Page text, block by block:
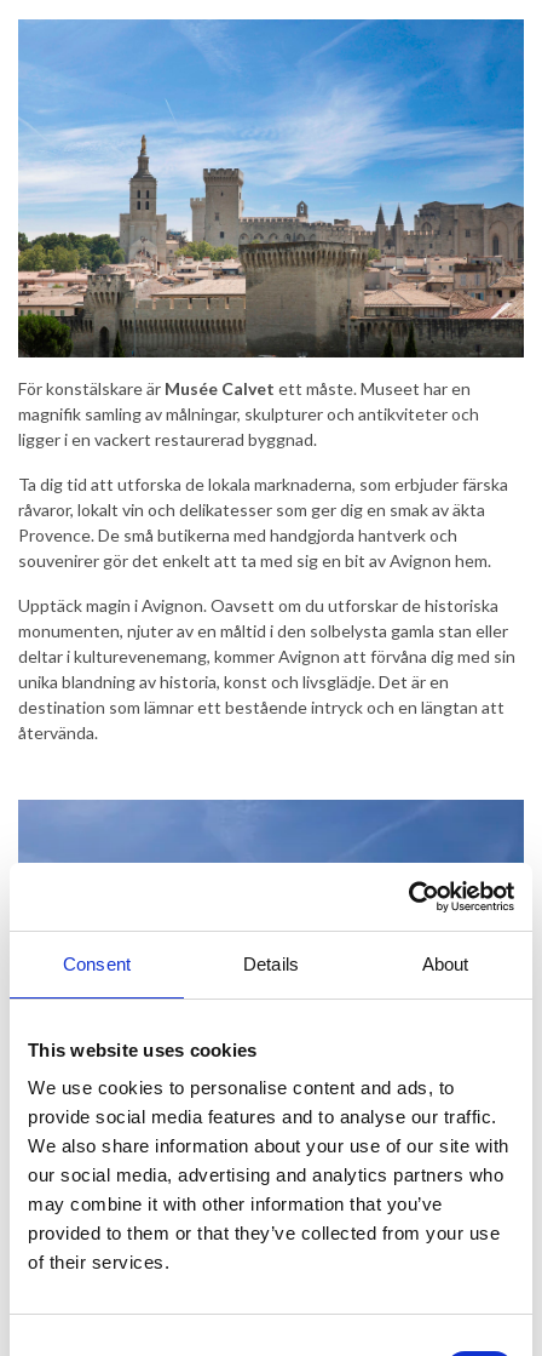
Consent Details About
This website uses cookies
We use cookies to personalise content and ads, to
provide social media features and to analyse our traffic.
We also share information about your use of our site with
our social media, advertising and analytics partners who
may combine it with other information that you’ve
provided to them or that they’ve collected from your use
of their services.
För konstälskare är Musée Calvet ett måste. Museet har en
magnifik samling av målningar, skulpturer och antikviteter och
ligger i en vackert restaurerad byggnad.
Ta dig tid att utforska de lokala marknaderna, som erbjuder färska
råvaror, lokalt vin och delikatesser som ger dig en smak av äkta
Provence. De små butikerna med handgjorda hantverk och
souvenirer gör det enkelt att ta med sig en bit av Avignon hem.
Upptäck magin i Avignon. Oavsett om du utforskar de historiska
monumenten, njuter av en måltid i den solbelysta gamla stan eller
deltar i kulturevenemang, kommer Avignon att förvåna dig med sin
unika blandning av historia, konst och livsglädje. Det är en
destination som lämnar ett bestående intryck och en längtan att
återvända.